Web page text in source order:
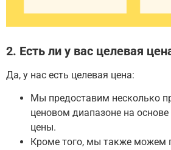
2. Есть ли у вас целевая
Да, у нас есть целевая цена:
Мы предоставим несколько
ценовом диапазоне на
цены.
Кроме того, мы также можем